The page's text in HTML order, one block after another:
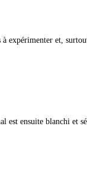
expérimenter et,
ensuite blanchi et